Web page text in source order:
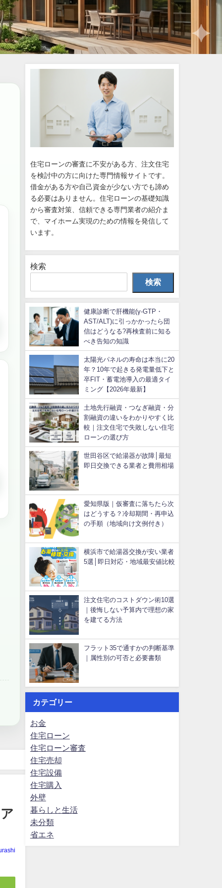
住宅ローンの審査に不安がある方、注文住宅
を検討中の方に向けた専門情報サイトです。
借金がある方や自己資金が少ない方でも諦め
る必要はありません。住宅ローンの基礎知識
から審査対策、信頼できる専門業者の紹介ま
で、マイホーム実現のための情報を発信して
います。
検索
検索
健康診断で肝機能(γ-GTP・
AST/ALT)に引っかかったら団
信はどうなる?再検査前に知る
べき告知の知識
太陽光パネルの寿命は本当に20
年？10年で起きる発電量低下と
卒FIT・蓄電池導入の最適タイ
ミング【2026年最新】
土地先行融資・つなぎ融資・分
割融資の違いをわかりやすく比
較｜注文住宅で失敗しない住宅
ローンの選び方
世田谷区で給湯器が故障│最短
即日交換できる業者と費用相場
愛知県版｜仮審査に落ちたら次
はどうする？冷却期間・再申込
の手順（地域向け文例付き）
横浜市で給湯器交換が安い業者
5選│即日対応・地域最安値比較
注文住宅のコストダウン術10選
｜後悔しない予算内で理想の家
を建てる方法
フラット35で通すかの判断基準
｜属性別の可否と必要書類
カテゴリー
お金
住宅ローン
住宅ローン審査
住宅売却
住宅設備
住宅購入
外壁
暮らしと生活
未分類
省エネ